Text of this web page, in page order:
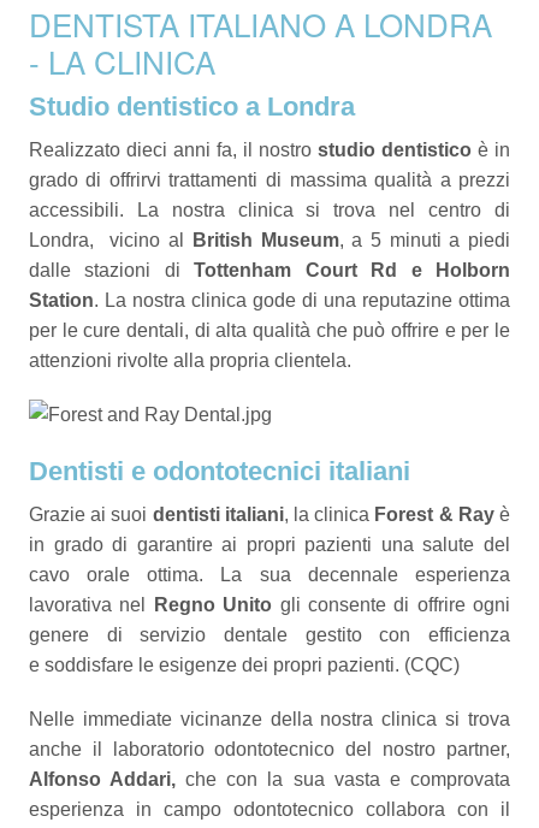
DENTISTA ITALIANO A LONDRA
- LA CLINICA
Studio dentistico a Londra
Realizzato dieci anni fa, il nostrostudio dentistico è in
grado di offrirvi trattamenti di massima qualità a prezzi
accessibili. La nostra clinica si trova nel centro di
Londra, vicino al
British Museum, a 5 minuti a piedi
dalle stazioni diTottenham Court Rd e Holborn
Station. La nostra clinica gode di una reputazine ottima
per le cure dentali, di alta qualità che può offrire e per le
attenzioni rivolte alla propria clientela.
Dentisti e odontotecnici italiani
Grazie ai suoi dentisti italiani, la clinica Forest & Rayè
in grado di garantire ai propri pazienti una salute del
cavo orale ottima. La sua decennale esperienza
lavorativa nel
Regno Unito gli consente di offrire ogni
genere di servizio dentale gestito con efficienza
e soddisfare le esigenze dei propri pazienti. (CQC)
Nelle immediate vicinanze della nostra clinica si trova
anche il laboratorio odontotecnico del nostro partner,
Alfonso Addari, che con la sua vasta e comprovata
esperienza in campo odontotecnico collabora con il